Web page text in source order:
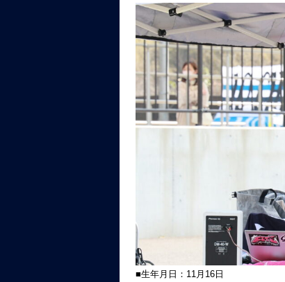
■生年月日：11月16日